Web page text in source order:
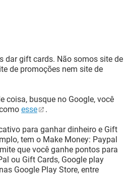
dar gift cards. Não somos site de
de promoções nem site de
coisa, busque no Google, você
esse .
para ganhar dinheiro e Gift
tem o Make Money: Paypal
que você ganhe pontos para
ou Gift Cards, Google play
Google Play Store, entre